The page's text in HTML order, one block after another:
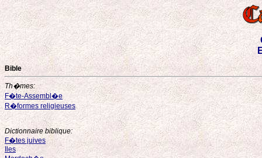
Bible
Th�mes:
F�te-Assembl�e
R�formes religieuses
Dictionnaire biblique:
F�tes juives
Iles